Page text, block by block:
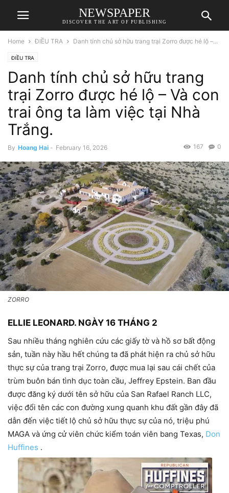
NEWSPAPER
DISCOVER THE ART OF PUBLISHING
Home ĐIỀU TRA Danh tính chủ sở hữu trang trại Zorro được hé lộ –...
ĐIỀU TRA
Danh tính chủ sở hữu trang
trại Zorro được hé lộ – Và con
trai ông ta làm việc tại Nhà
Trắng.
By Hoang Hai - February 16, 2026 0
167
ZORRO
ELLIE LEONARD. NGÀY 16 THÁNG 2
Sau nhiều tháng nghiên cứu các giấy tờ và hồ sơ bất động
sản, tuần này hầu hết chúng ta đã phát hiện ra chủ sở hữu
thực sự của trang trại Zorro, được mua lại sau cái chết của
trùm buôn bán tình dục toàn cầu, Jeffrey Epstein. Ban đầu
được đăng ký dưới tên sở hữu của San Rafael Ranch LLC,
việc đổi tên các con đường xung quanh khu đất gần đây đã
dẫn đến việc tiết lộ chủ sở hữu thực sự của nó, triệu phú
MAGA và ứng cử viên chức kiểm toán viên bang Texas, Don
Huffines .